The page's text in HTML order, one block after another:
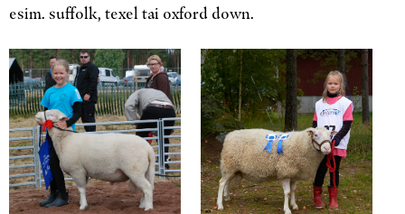
esim. suffolk, texel tai oxford down.